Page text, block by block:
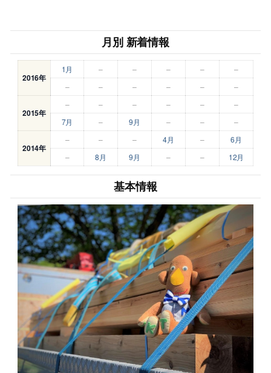
月別 新着情報
2016年
1月 – – – –
–
–
– – – – –
2015年
– – – – –
–
7月
– 9月 – – –
2014年
– – – 4月 –
6月
–
8月 9月 – – 12月
基本情報